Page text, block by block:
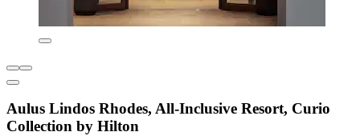
Aulus Lindos Rhodes, All-Inclusive Resort, Curio
Collection by Hilton